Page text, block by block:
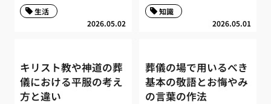
2026.05.02
生活
2026.05.01
知識
キリスト教や神道の葬
儀における平服の考え
方と違い
葬儀の場で用いるべき
基本の敬語とお悔やみ
の言葉の作法